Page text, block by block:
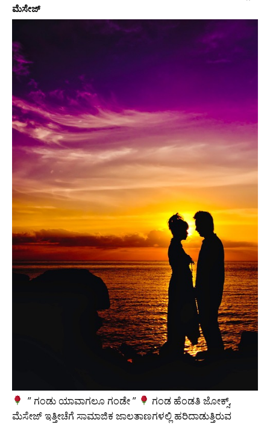
ಮೆಸೇಜ್
” ಗಂಡು ಯಾವಾಗಲೂ ಗಂಡೇ ”
ಗಂಡ ಹೆಂಡತಿ ಜೋಕ್ಸ್,
ಮೆಸೇಜ್ ಇತ್ತೀಚೆಗೆ ಸಾಮಾಜಿಕ ಜಾಲತಾಣಗಳಲ್ಲಿ ಹರಿದಾಡುತ್ತಿರುವ